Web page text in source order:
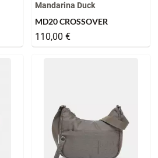
Mandarina Duck
MD20 CROSSOVER
110,00 €